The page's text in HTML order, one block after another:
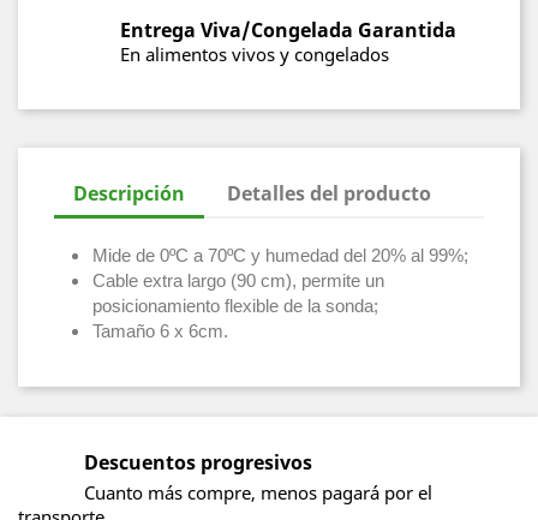
Entrega Viva/Congelada Garantida
En alimentos vivos y congelados
Descripción Detalles del producto
Mide de 0ºC a 70ºC y humedad del 20% al 99%;
Cable extra largo (90 cm), permite un
posicionamiento flexible de la sonda;
Tamaño 6 x 6cm.
Descuentos progresivos
Cuanto más compre, menos pagará por el